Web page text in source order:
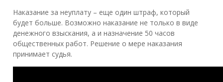
Наказание за неуплату – еще один штраф, который
будет больше. Возможно наказание не только в виде
денежного взыскания, а и назначение 50 часов
общественных работ. Решение о мере наказания
принимает судья.